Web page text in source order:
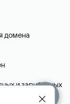
домена
и зарубежных
«
Помощь